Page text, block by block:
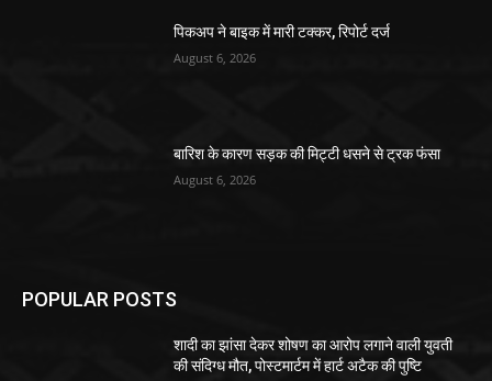
पिकअप ने बाइक में मारी टक्कर, रिपोर्ट दर्ज
August 6, 2026
बारिश के कारण सड़क की मिट्टी धसने से ट्रक फंसा
August 6, 2026
POPULAR POSTS
शादी का झांसा देकर शोषण का आरोप लगाने वाली युवती
की संदिग्ध मौत, पोस्टमार्टम में हार्ट अटैक की पुष्टि